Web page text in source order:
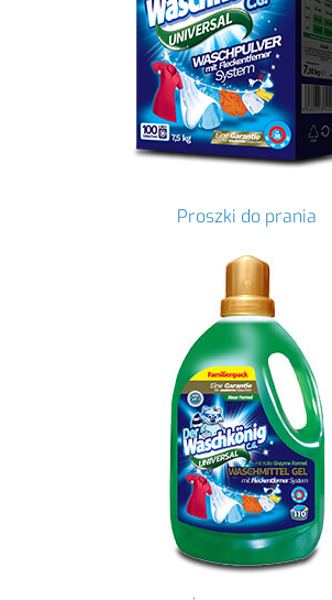
Proszki do prania